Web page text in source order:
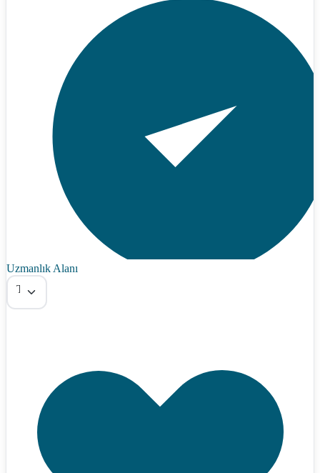
Uzmanlık Alanı
Tümü